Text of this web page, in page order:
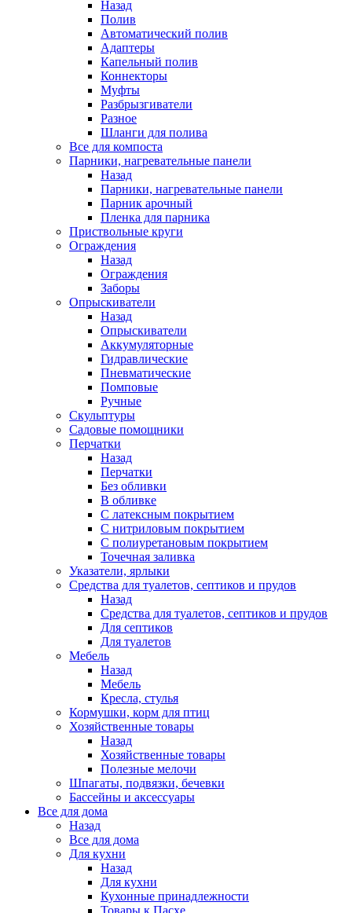
Назад
Полив
Автоматический полив
Адаптеры
Капельный полив
Коннекторы
Муфты
Разбрызгиватели
Разное
Шланги для полива
Все для компоста
Парники, нагревательные панели
Назад
Парники, нагревательные панели
Парник арочный
Пленка для парника
Приствольные круги
Ограждения
Назад
Ограждения
Заборы
Опрыскиватели
Назад
Опрыскиватели
Аккумуляторные
Гидравлические
Пневматические
Помповые
Ручные
Скульптуры
Садовые помощники
Перчатки
Назад
Перчатки
Без обливки
В обливке
С латексным покрытием
С нитриловым покрытием
С полиуретановым покрытием
Точечная заливка
Указатели, ярлыки
Средства для туалетов, септиков и прудов
Назад
Средства для туалетов, септиков и прудов
Для септиков
Для туалетов
Мебель
Назад
Мебель
Кресла, стулья
Кормушки, корм для птиц
Хозяйственные товары
Назад
Хозяйственные товары
Полезные мелочи
Шпагаты, подвязки, бечевки
Бассейны и аксессуары
Все для дома
Назад
Все для дома
Для кухни
Назад
Для кухни
Кухонные принадлежности
Товары к Пасхе